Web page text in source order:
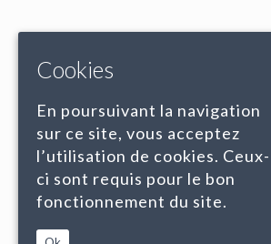
Cookies
En poursuivant la navigation
sur ce site, vous acceptez
l’utilisation de cookies. Ceux-
ci sont requis pour le bon
fonctionnement du site.